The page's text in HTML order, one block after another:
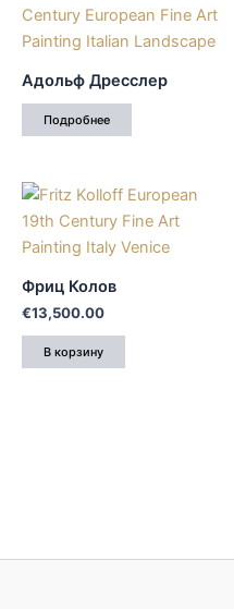
Адольф Дресслер
Подробнее
Фриц Колов
€13,500.00
В корзину